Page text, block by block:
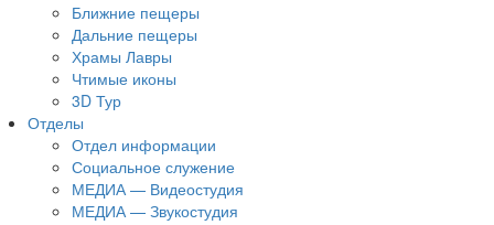
Ближние пещеры
Дальние пещеры
Храмы Лавры
Чтимые иконы
3D Тур
Отделы
Отдел информации
Социальное служение
МЕДИА — Видеостудия
МЕДИА — Звукостудия